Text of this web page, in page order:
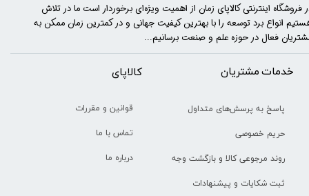
خدمات مشتریان
پاسخ به پرسش‌های متداول
حریم خصوصی
روند مرجوعی کالا و بازگشت وجه
ثبت شکایات و پیشنهادات
​​کالاپای
قوانین و مقررات
تماس با ما
درباره ما
فروشگاه اینترنتی کالاپای زمان از اهمیت ویژه‌ای برخوردار است ما در تلاش
انواع برد توسعه را با​​​ بهترین کیفیت جهانی و در کمترین زمان ممکن به
فعال در حوزه علم و صنعت برسانیم...